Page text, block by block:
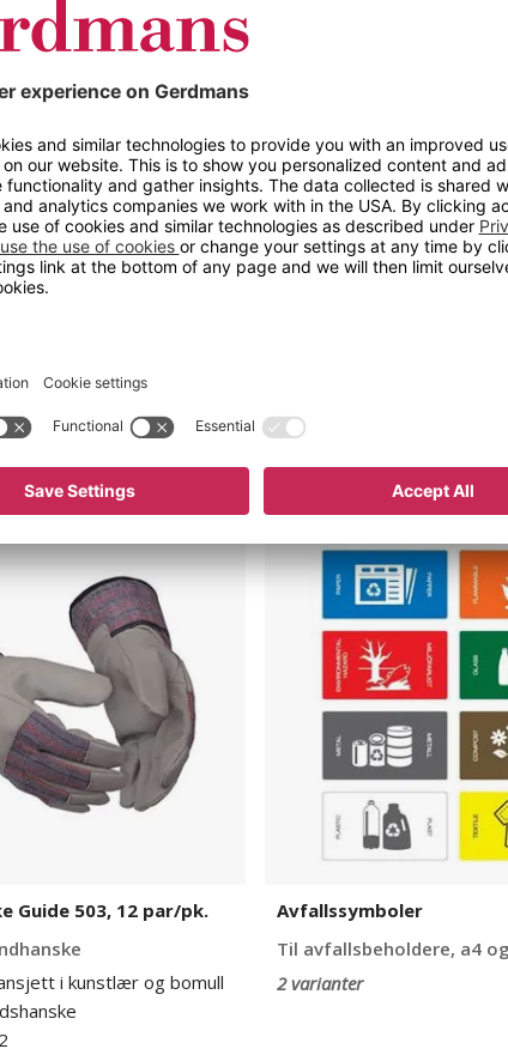
Guide 503, 12 par/pk.
i kunstlær og bomull
Avfallssymboler
Avfallssymboler
Til avfallsbeholdere, a4
2 varianter